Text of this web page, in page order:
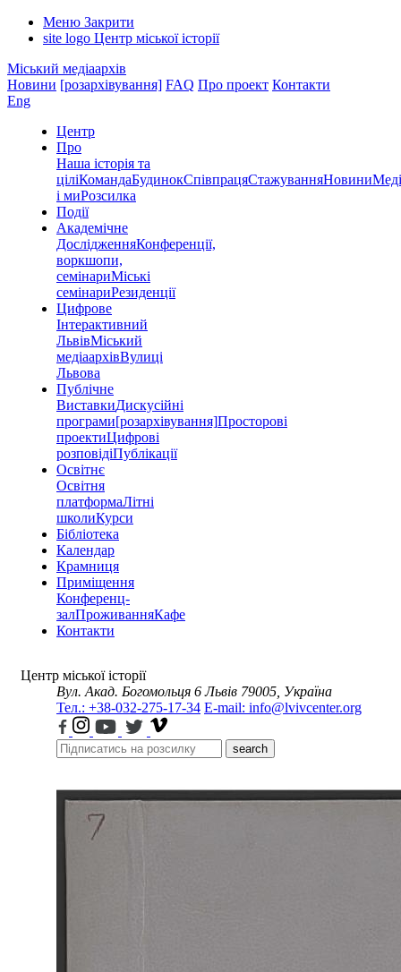
Меню Закрити
site logo Центр міської історії
Міський медіаархів
Новини [розархівування] FAQ Про проект Контакти
Eng
Центр
Про
Наша історія та
ціліКомандаБудинокСпівпрацяСтажуванняНовини
і миРозсилка
Події
Академічне
ДослідженняКонференції,
воркшопи,
семінариМіські
семінариРезиденції
Цифрове
Інтерактивний
ЛьвівМіський
медіаархівВулиці
Львова
Публічне
ВиставкиДискусійні
програми[розархівування]Просторові
проектиЦифрові
розповідіПублікації
Освітнє
Освітня
платформаЛітні
школиКурси
Бібліотека
Календар
Крамниця
Приміщення
Конференц-
залПроживанняКафе
Контакти
Центр міської історії
Вул. Акад. Богомольця 6 Львів 79005, Україна
Тел.: +38-032-275-17-34 E-mail: info@lvivcenter.org
search